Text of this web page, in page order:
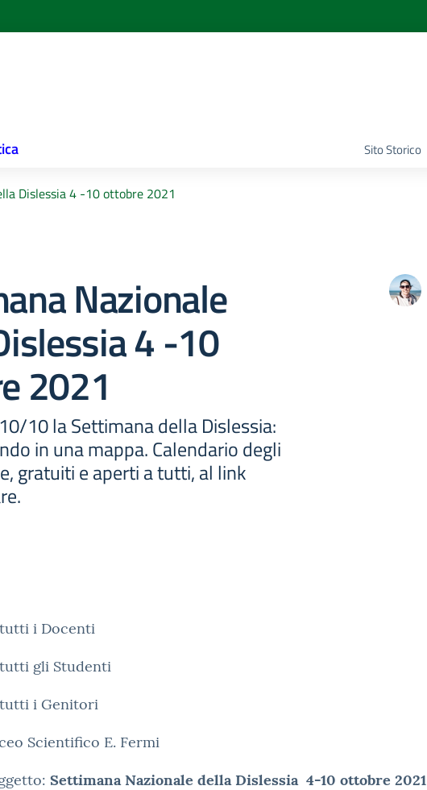
Sito Storico
Dislessia 4 -10 ottobre 2021
Nazionale
4 -10
2021
10 la Settimana della Dislessia:
in una mappa. Calendario degli
gratuiti e aperti a tutti, al link
i Docenti
gli Studenti
i Genitori
Scientifico E. Fermi
Settimana Nazionale della Dislessia 4-10 ottobre 2021